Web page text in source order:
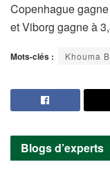
Copenhague
et Viborg gagne à
Mots-clés : Khouma
Blogs d’experts